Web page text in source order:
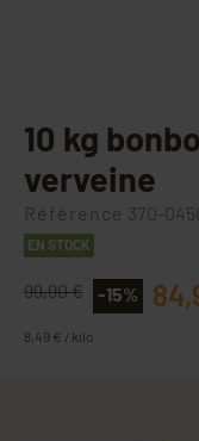
10 kg
verveine
Référence 370-
EN STOCK
99,90 € -15%
8,49 € / kilo